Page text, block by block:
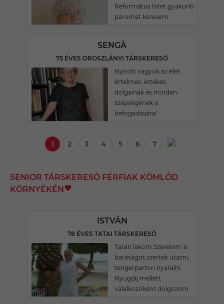
Református hitet gyakorló
páromat keresem.
SENGÀ
75 ÉVES OROSZLÁNYI TÁRSKERESŐ
Nyitott vagyok az élet
értelmes, értékes
dolgainak és minden
szépségének a
befogadására!
1 2 3 4 5 6 7
SENIOR TÁRSKERESŐ FÉRFIAK KÖMLŐD
KÖRNYÉKÉN
ISTVÁN
78 ÉVES TATAI TÁRSKERESŐ
Tatán lakom.Szeretem a
baráságot,szertek utazni,
tengerparton nyaralni.
Nyugdij mellett
válalkozóként dolgozom.